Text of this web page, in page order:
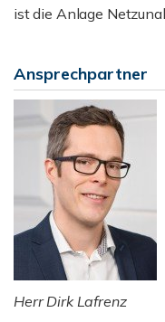
ist die Anlage
Ansprechpartner
Herr Dirk Lafrenz